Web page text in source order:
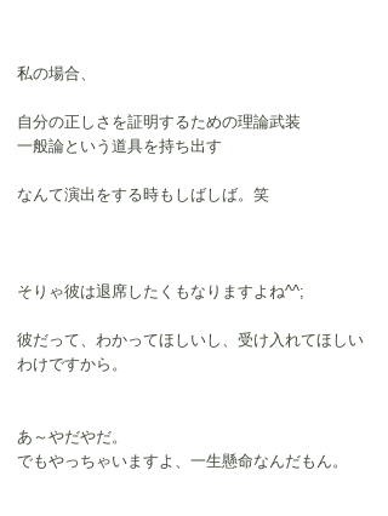
私の場合、
自分の正しさを証明するための理論武装
一般論という道具を持ち出す
なんて演出をする時もしばしば。笑
そりゃ彼は退席したくもなりますよね^^;
彼だって、わかってほしいし、受け入れてほしい
わけですから。
あ～やだやだ。
でもやっちゃいますよ、一生懸命なんだもん。